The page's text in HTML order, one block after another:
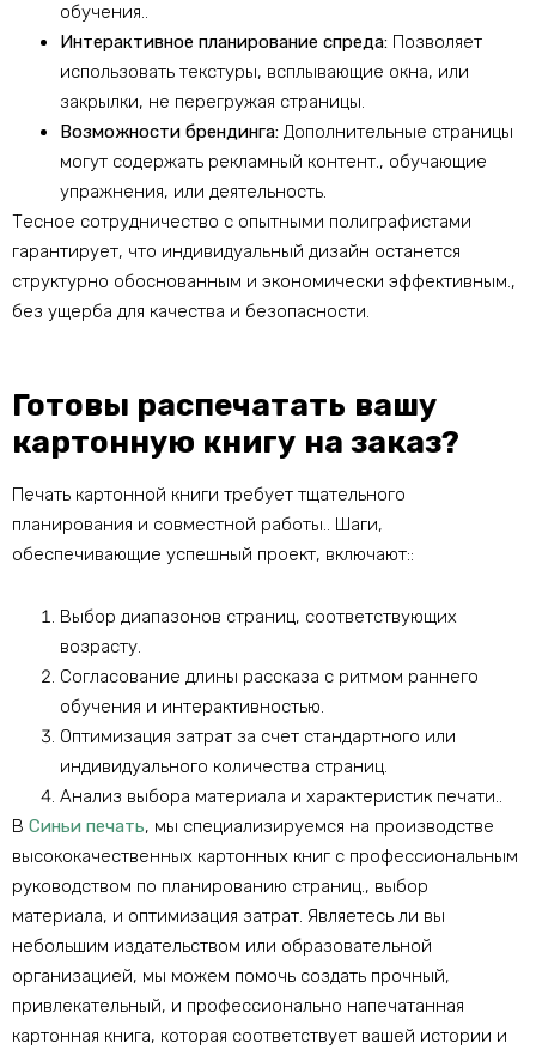
обучения..
Интерактивное планирование спреда: Позволяет
использовать текстуры, всплывающие окна, или
закрылки, не перегружая страницы.
Возможности брендинга: Дополнительные страницы
могут содержать рекламный контент., обучающие
упражнения, или деятельность.
Тесное сотрудничество с опытными полиграфистами
гарантирует, что индивидуальный дизайн останется
структурно обоснованным и экономически эффективным.,
без ущерба для качества и безопасности.
Готовы распечатать вашу
картонную книгу на заказ?
Печать картонной книги требует тщательного
планирования и совместной работы.. Шаги,
обеспечивающие успешный проект, включают::
Выбор диапазонов страниц, соответствующих
возрасту.
Согласование длины рассказа с ритмом раннего
обучения и интерактивностью.
Оптимизация затрат за счет стандартного или
индивидуального количества страниц.
Анализ выбора материала и характеристик печати..
В Синьи печать, мы специализируемся на производстве
высококачественных картонных книг с профессиональным
руководством по планированию страниц., выбор
материала, и оптимизация затрат. Являетесь ли вы
небольшим издательством или образовательной
организацией, мы можем помочь создать прочный,
привлекательный, и профессионально напечатанная
картонная книга, которая соответствует вашей истории и